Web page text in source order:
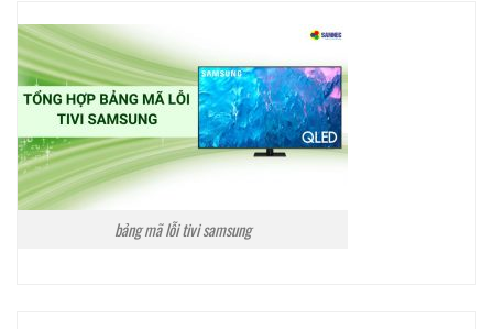
bảng mã lỗi tivi samsung